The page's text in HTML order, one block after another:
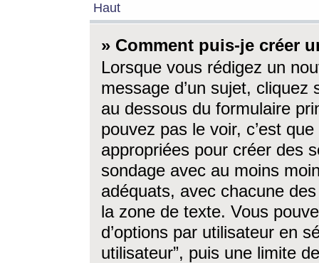
Haut
» Comment puis-je créer
Lorsque vous rédigez un
message d’un sujet, cliquez
au dessous du formulaire
pouvez pas le voir, c’est
appropriées pour créer des
sondage avec au moins
adéquats, avec chacune
la zone de texte. Vous
d’options par utilisateur en
utilisateur”, puis une limite